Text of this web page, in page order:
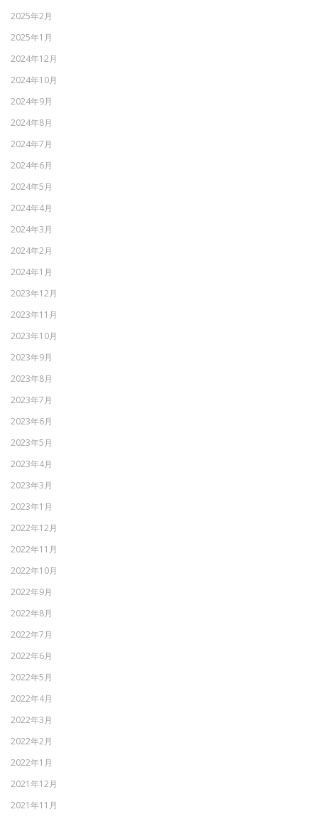
2025年2月
2025年1月
2024年12月
2024年10月
2024年9月
2024年8月
2024年7月
2024年6月
2024年5月
2024年4月
2024年3月
2024年2月
2024年1月
2023年12月
2023年11月
2023年10月
2023年9月
2023年8月
2023年7月
2023年6月
2023年5月
2023年4月
2023年3月
2023年1月
2022年12月
2022年11月
2022年10月
2022年9月
2022年8月
2022年7月
2022年6月
2022年5月
2022年4月
2022年3月
2022年2月
2022年1月
2021年12月
2021年11月